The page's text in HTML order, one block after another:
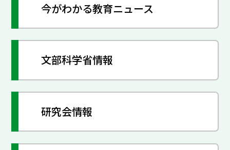
今がわかる教育ニュース
文部科学省情報
研究会情報